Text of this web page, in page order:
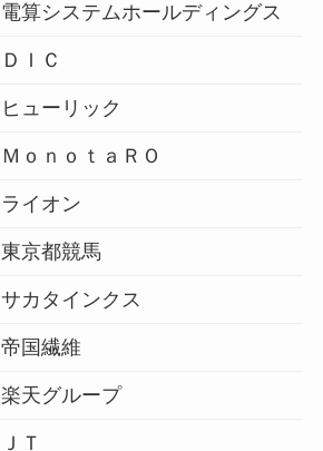
電算システムホールディングス
ＤＩＣ
ヒューリック
ＭｏｎｏｔａＲＯ
ライオン
東京都競馬
サカタインクス
帝国繊維
楽天グループ
ＪＴ